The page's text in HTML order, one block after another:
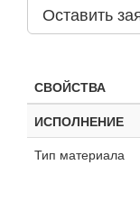
Оставить
СВОЙСТВА
ИСПОЛНЕНИЕ
Тип материала